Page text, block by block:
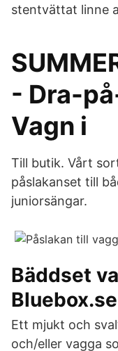
stentvättat linne
- Dra-
Vagn i
Till butik. Vårt
påslakanset till
juniorsängar.
Bäddset
Bluebox.se
Ett mjukt och
och/eller vagga